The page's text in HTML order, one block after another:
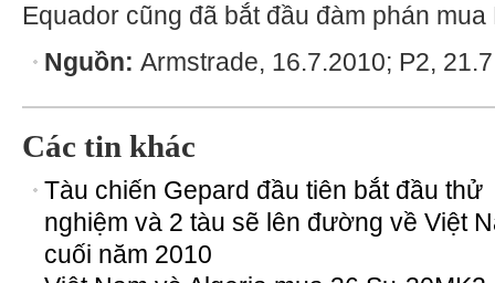
Equador cũng đã bắt đầu đàm phán mua
Nguồn: Armstrade, 16.7.2010; P2,
Các tin khác
Tàu chiến Gepard đầu tiên bắt đầu thử
nghiệm và 2 tàu sẽ lên đường về Việt
cuối năm 2010